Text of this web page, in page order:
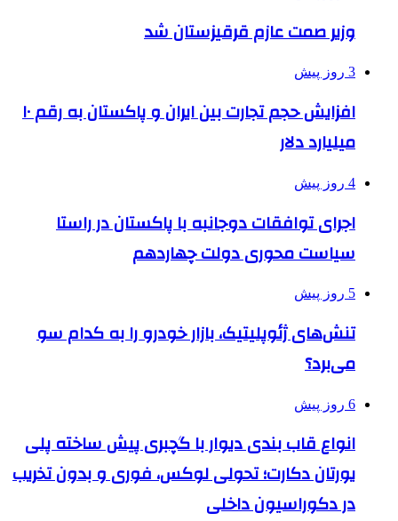
وزیر صمت عازم قرقیزستان شد
3 روز پیش
افزایش حجم تجارت بین ایران و پاکستان به رقم ۱۰
میلیارد دلار
4 روز پیش
اجرای توافقات دوجانبه با پاکستان در راستا
سیاست محوری دولت چهاردهم
5 روز پیش
تنش‌های ژئوپلیتیک، بازار خودرو را به کدام سو
می‌برد؟
6 روز پیش
انواع قاب بندی دیوار با گچبری پیش ساخته پلی
یورتان دکارت؛ تحولی لوکس، فوری و بدون تخریب
در دکوراسیون داخلی